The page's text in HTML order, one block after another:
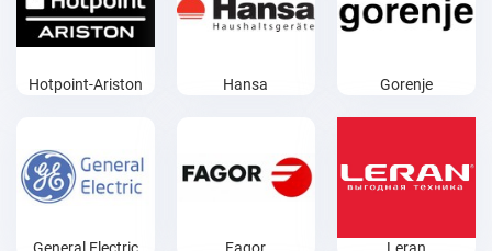
Hotpoint-Ariston Hansa Gorenje